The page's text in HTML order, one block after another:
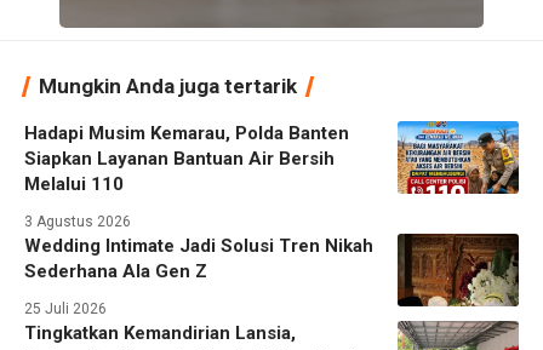
Mungkin Anda juga tertarik
Hadapi Musim Kemarau, Polda Banten
Siapkan Layanan Bantuan Air Bersih
Melalui 110
3 Agustus 2026
Wedding Intimate Jadi Solusi Tren Nikah
Sederhana Ala Gen Z
25 Juli 2026
Tingkatkan Kemandirian Lansia,